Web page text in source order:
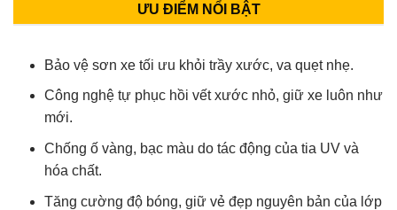
ƯU ĐIỂM NỔI BẬT
Bảo vệ sơn xe tối ưu khỏi trầy xước, va quẹt nhẹ.
Công nghệ tự phục hồi vết xước nhỏ, giữ xe luôn như
mới.
Chống ố vàng, bạc màu do tác động của tia UV và
hóa chất.
Tăng cường độ bóng, giữ vẻ đẹp nguyên bản của lớp